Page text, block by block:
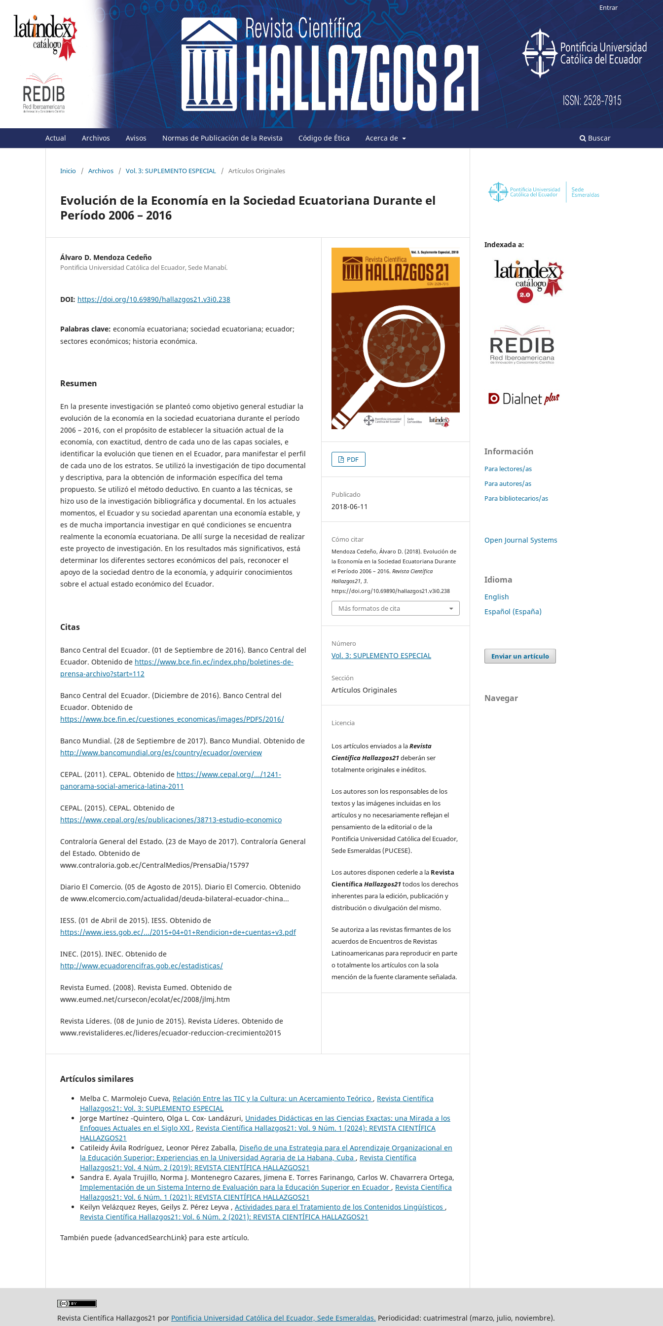
Actual Archivos Avisos Normas de Publicación de la Revista Código de Ética Acerca de Buscar
Entrar
Inicio / Archivos / Vol. 3: SUPLEMENTO ESPECIAL / Artículos Originales
Evolución de la Economía en la Sociedad Ecuatoriana Durante el
Período 2006 – 2016
Álvaro D. Mendoza Cedeño
Pontificia Universidad Católica del Ecuador, Sede Manabí.
DOI: https://doi.org/10.69890/hallazgos21.v3i0.238
Palabras clave: economía ecuatoriana; sociedad ecuatoriana; ecuador;
sectores económicos; historia económica.
Resumen
En la presente investigación se planteó como objetivo general estudiar la
evolución de la economía en la sociedad ecuatoriana durante el período
2006 – 2016, con el propósito de establecer la situación actual de la
economía, con exactitud, dentro de cada uno de las capas sociales, e
identificar la evolución que tienen en el Ecuador, para manifestar el perfil
de cada uno de los estratos. Se utilizó la investigación de tipo documental
y descriptiva, para la obtención de información específica del tema
propuesto. Se utilizó el método deductivo. En cuanto a las técnicas, se
hizo uso de la investigación bibliográfica y documental. En los actuales
momentos, el Ecuador y su sociedad aparentan una economía estable, y
es de mucha importancia investigar en qué condiciones se encuentra
realmente la economía ecuatoriana. De allí surge la necesidad de realizar
este proyecto de investigación. En los resultados más significativos, está
determinar los diferentes sectores económicos del país, reconocer el
apoyo de la sociedad dentro de la economía, y adquirir conocimientos
sobre el actual estado económico del Ecuador.
Citas
Banco Central del Ecuador. (01 de Septiembre de 2016). Banco Central del
Ecuador. Obtenido de https://www.bce.fin.ec/index.php/boletines-de-
prensa-archivo?start=112
Banco Central del Ecuador. (Diciembre de 2016). Banco Central del
Ecuador. Obtenido de
https://www.bce.fin.ec/cuestiones_economicas/images/PDFS/2016/
Banco Mundial. (28 de Septiembre de 2017). Banco Mundial. Obtenido de
http://www.bancomundial.org/es/country/ecuador/overview
CEPAL. (2011). CEPAL. Obtenido de https://www.cepal.org/.../1241-
panorama-social-america-latina-2011
CEPAL. (2015). CEPAL. Obtenido de
https://www.cepal.org/es/publicaciones/38713-estudio-economico
Contraloría General del Estado. (23 de Mayo de 2017). Contraloría General
del Estado. Obtenido de
www.contraloria.gob.ec/CentralMedios/PrensaDia/15797
Diario El Comercio. (05 de Agosto de 2015). Diario El Comercio. Obtenido
de www.elcomercio.com/actualidad/deuda-bilateral-ecuador-china...
IESS. (01 de Abril de 2015). IESS. Obtenido de
https://www.iess.gob.ec/.../2015+04+01+Rendicion+de+cuentas+v3.pdf
INEC. (2015). INEC. Obtenido de
http://www.ecuadorencifras.gob.ec/estadisticas/
Revista Eumed. (2008). Revista Eumed. Obtenido de
www.eumed.net/cursecon/ecolat/ec/2008/jlmj.htm
Revista Líderes. (08 de Junio de 2015). Revista Líderes. Obtenido de
www.revistalideres.ec/lideres/ecuador-reduccion-crecimiento2015
PDF
Publicado
2018-06-11
Cómo citar
Mendoza Cedeño, Álvaro D. (2018). Evolución de
la Economía en la Sociedad Ecuatoriana Durante
el Período 2006 – 2016.Revista Científica
Hallazgos21,3.
https://doi.org/10.69890/hallazgos21.v3i0.238
Más formatos de cita
Número
Vol. 3: SUPLEMENTO ESPECIAL
Sección
Artículos Originales
Licencia
Los artículos enviados a laRevista
Científica Hallazgos21deberán ser
totalmente originales e inéditos.
Los autores son los responsables de los
textos y las imágenes incluidas en los
artículos y no necesariamente reflejan el
pensamiento de la editorial o de la
Pontificia Universidad Católica del Ecuador,
Sede Esmeraldas (PUCESE).
Los autores disponen cederle a la Revista
CientíficaHallazgos21todos los derechos
inherentes para la edición, publicación y
distribución o divulgación del mismo.
Se autoriza a las revistas firmantes de los
acuerdos de Encuentros de Revistas
Latinoamericanas para reproducir en parte
o totalmente los artículos con la sola
mención de la fuente claramente señalada.
Artículos similares
Melba C. Marmolejo Cueva, Relación Entre las TIC y la Cultura: un Acercamiento Teórico , Revista Científica
Hallazgos21: Vol. 3: SUPLEMENTO ESPECIAL
Jorge Martínez -Quintero, Olga L. Cox- Landázuri, Unidades Didácticas en las Ciencias Exactas: una Mirada a los
Enfoques Actuales en el Siglo XXI , Revista Científica Hallazgos21: Vol. 9 Núm. 1 (2024): REVISTA CIENTÍFICA
HALLAZGOS21
Catileidy Ávila Rodríguez, Leonor Pérez Zaballa, Diseño de una Estrategia para el Aprendizaje Organizacional en
la Educación Superior: Experiencias en la Universidad Agraria de La Habana, Cuba , Revista Científica
Hallazgos21: Vol. 4 Núm. 2 (2019): REVISTA CIENTÍFICA HALLAZGOS21
Sandra E. Ayala Trujillo, Norma J. Montenegro Cazares, Jimena E. Torres Farinango, Carlos W. Chavarrera Ortega,
Implementación de un Sistema Interno de Evaluación para la Educación Superior en Ecuador , Revista Científica
Hallazgos21: Vol. 6 Núm. 1 (2021): REVISTA CIENTÍFICA HALLAZGOS21
Keilyn Velázquez Reyes, Geilys Z. Pérez Leyva , Actividades para el Tratamiento de los Contenidos Lingüísticos ,
Revista Científica Hallazgos21: Vol. 6 Núm. 2 (2021): REVISTA CIENTÍFICA HALLAZGOS21
También puede {advancedSearchLink} para este artículo.
Indexada a:
Información
Para lectores/as
Para autores/as
Para bibliotecarios/as
Open Journal Systems
Idioma
English
Español (España)
Enviar un artículo
Navegar
Revista Científica Hallazgos21 por Pontificia Universidad Católica del Ecuador, Sede Esmeraldas. Periodicidad: cuatrimestral (marzo, julio, noviembre).